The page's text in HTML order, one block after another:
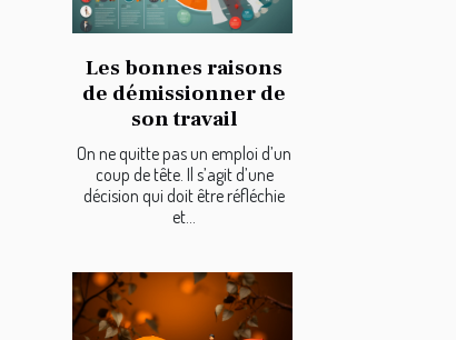
Les bonnes raisons
de démissionner de
son travail
On ne quitte pas un emploi d’un
coup de tête. Il s’agit d’une
décision qui doit être réfléchie
et...